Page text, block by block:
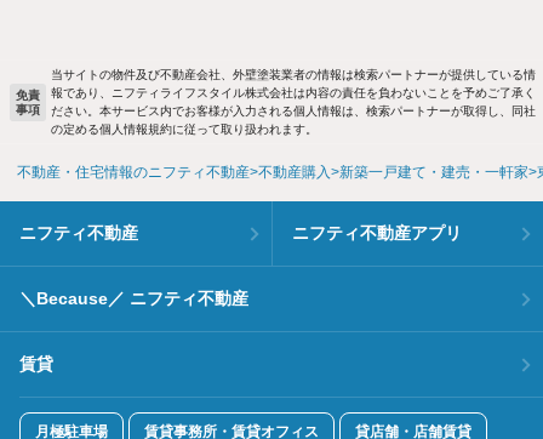
免責
事項
当サイトの物件及び不動産会社、外壁塗装業者の情報は検索パートナーが提供している情
報であり、ニフティライフスタイル株式会社は内容の責任を負わないことを予めご了承く
ださい。本サービス内でお客様が入力される個人情報は、検索パートナーが取得し、同社
の定める個人情報規約に従って取り扱われます。
不動産・住宅情報のニフティ不動産 不動産購入 新築一戸建て・建売・一軒家
ニフティ不動産 ニフティ不動産アプリ
＼Because／ ニフティ不動産
賃貸
月極駐車場 賃貸事務所・賃貸オフィス 貸店舗・店舗賃貸